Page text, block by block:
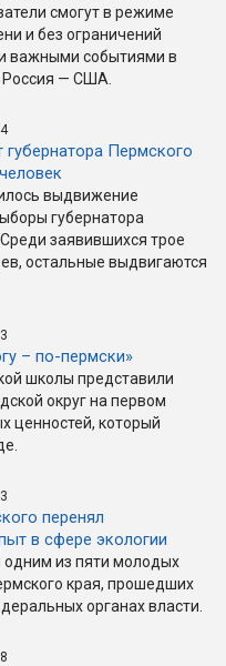
смогут в режиме
и без ограничений
важными событиями в
— США.
губернатора Пермского
выдвижение
губернатора
заявившихся трое
остальные выдвигаются
– по-пермски»
школы представили
округ на первом
ценностей, который
перенял
в сфере экологии
одним из пяти молодых
края, прошедших
органах власти.